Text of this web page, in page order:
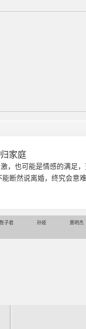
庆师范大学心理学专业
夫妻关系，情感挽回、
詹子君 孙娅 黄明杰